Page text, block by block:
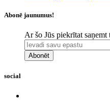
Abonē jaunumus!
Ar šo Jūs piekrītat
Abonēt
social